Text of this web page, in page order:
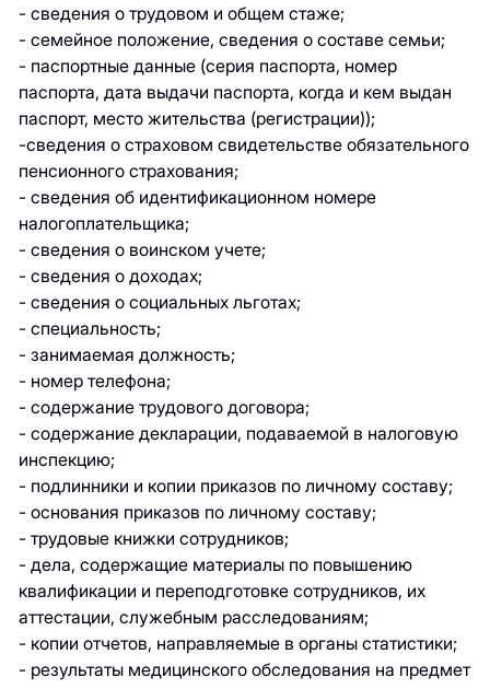
- сведения о трудовом и общем стаже;
- семейное положение, сведения о составе семьи;
- паспортные данные (серия паспорта, номер
паспорта, дата выдачи паспорта, когда и кем выдан
паспорт, место жительства (регистрации));
-сведения о страховом свидетельстве обязательного
пенсионного страхования;
- сведения об идентификационном номере
налогоплательщика;
- сведения о воинском учете;
- сведения о доходах;
- сведения о социальных льготах;
- специальность;
- занимаемая должность;
- номер телефона;
- содержание трудового договора;
- содержание декларации, подаваемой в налоговую
инспекцию;
- подлинники и копии приказов по личному составу;
- основания приказов по личному составу;
- трудовые книжки сотрудников;
- дела, содержащие материалы по повышению
квалификации и переподготовке сотрудников, их
аттестации, служебным расследованиям;
- копии отчетов, направляемые в органы статистики;
- результаты медицинского обследования на предмет